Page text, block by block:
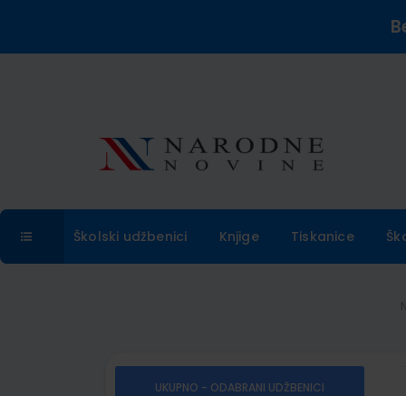
Školski udžbenici Knjige Tiskanice
UKUPNO - ODABRANI UDŽBENICI